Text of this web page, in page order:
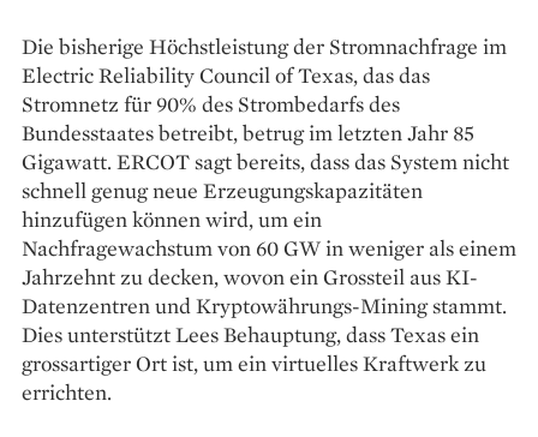
Die bisherige Höchstleistung der Stromnachfrage im
Electric Reliability Council of Texas, das das
Stromnetz für 90% des Strombedarfs des
Bundesstaates betreibt, betrug im letzten Jahr 85
Gigawatt. ERCOT sagt bereits, dass das System nicht
schnell genug neue Erzeugungskapazitäten
hinzufügen können wird, um ein
Nachfragewachstum von 60 GW in weniger als einem
Jahrzehnt zu decken, wovon ein Grossteil aus KI-
Datenzentren und Kryptowährungs-Mining stammt.
Dies unterstützt Lees Behauptung, dass Texas ein
grossartiger Ort ist, um ein virtuelles Kraftwerk zu
errichten.